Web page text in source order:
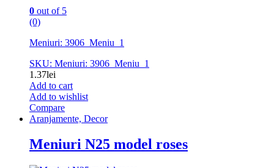
0 out of 5
(0)
Meniuri: 3906_Meniu_1
SKU: Meniuri: 3906_Meniu_1
1.37lei
Add to cart
Add to wishlist
Compare
Aranjamente, Decor
Meniuri N25 model roses